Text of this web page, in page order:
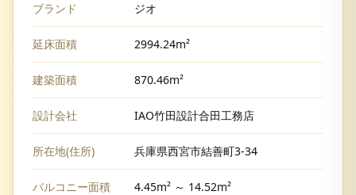
ブランド ジオ
延床面積 2994.24m²
建築面積 870.46m²
設計会社 IAO竹田設計合田工務店
所在地(住所) 兵庫県西宮市結善町3-34
バルコニー面積 4.45m² ～ 14.52m²